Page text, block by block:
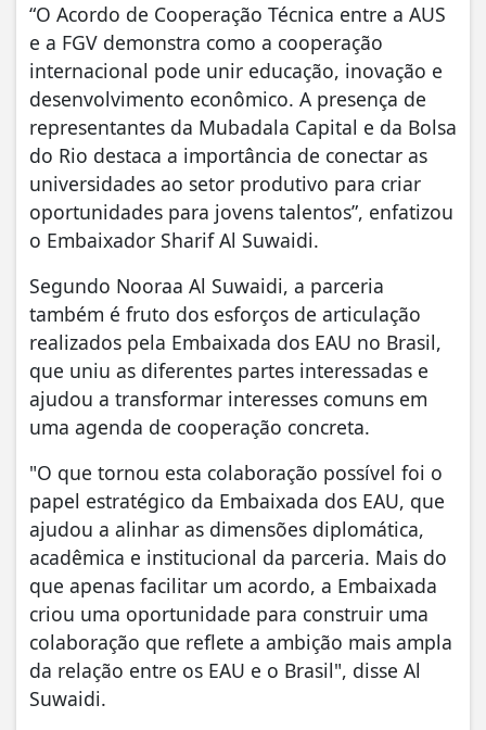
“O Acordo de Cooperação Técnica entre a AUS
e a FGV demonstra como a cooperação
internacional pode unir educação, inovação e
desenvolvimento econômico. A presença de
representantes da Mubadala Capital e da Bolsa
do Rio destaca a importância de conectar as
universidades ao setor produtivo para criar
oportunidades para jovens talentos”, enfatizou
o Embaixador Sharif Al Suwaidi.
Segundo Nooraa Al Suwaidi, a parceria
também é fruto dos esforços de articulação
realizados pela Embaixada dos EAU no Brasil,
que uniu as diferentes partes interessadas e
ajudou a transformar interesses comuns em
uma agenda de cooperação concreta.
"O que tornou esta colaboração possível foi o
papel estratégico da Embaixada dos EAU, que
ajudou a alinhar as dimensões diplomática,
acadêmica e institucional da parceria. Mais do
que apenas facilitar um acordo, a Embaixada
criou uma oportunidade para construir uma
colaboração que reflete a ambição mais ampla
da relação entre os EAU e o Brasil", disse Al
Suwaidi.